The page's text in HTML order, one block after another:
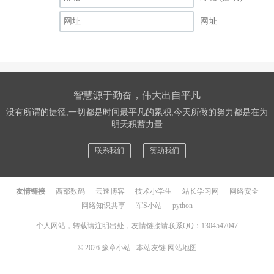
网址
智慧源于勤奋，伟大出自平凡
没有所谓的捷径,一切都是时间最平凡的累积,今天所做的努力都是在为
明天积蓄力量
联系我们 赞助我们
友情链接 西部数码 云速博客 技术小学生 站长学习网
网络安全
网络知识共享
军S小站 python
个人网站，转载请注明出处，友情链接请联系QQ：1304547047
© 2026 豫章小站 本站友链 网站地图